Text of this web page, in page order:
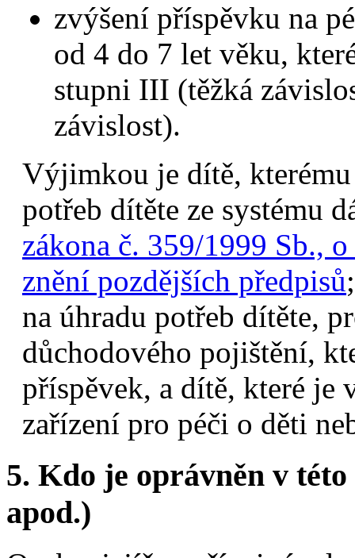
zvýšení příspěvku na
od 4 do 7 let věku,
stupni III (těžká
závislost).
Výjimkou je dítě,
potřeb dítěte ze systému
zákona č. 359/1999 Sb.,
znění pozdějších předpisů
na úhradu potřeb dítěte,
důchodového pojištění,
příspěvek, a dítě, které je
zařízení pro péči o děti
5. Kdo je oprávněn v
apod.)